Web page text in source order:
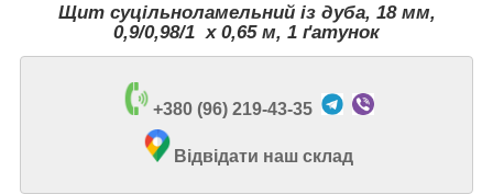
Щит суцільноламельний із дуба, 18 мм,
0,9/0,98/1 х 0,65 м, 1 ґатунок
+380 (96) 219-43-35
Відвідати наш склад